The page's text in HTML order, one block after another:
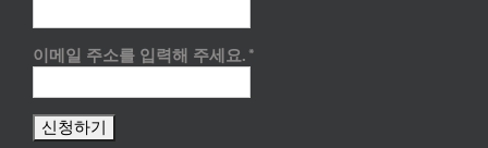
이메일 주소를 입력해 주세요. *